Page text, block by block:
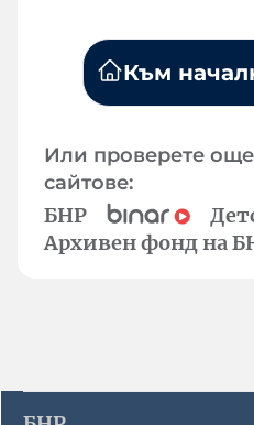
Към
Или проверете
сайтове:
БНР
Архивен фонд на